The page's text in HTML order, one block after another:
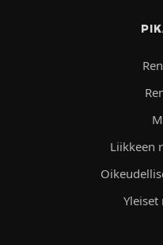
Liikkeen